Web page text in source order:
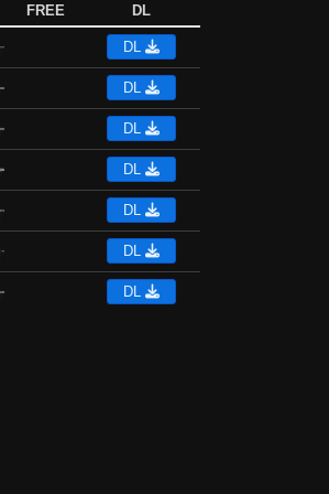
FREE DL
DL
DL
DL
DL
DL
DL
DL